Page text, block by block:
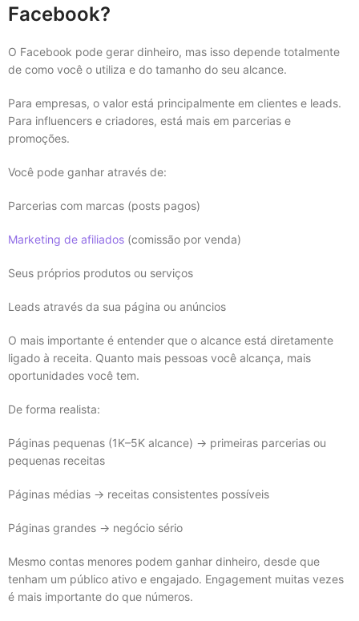
Facebook?
O Facebook pode gerar dinheiro, mas isso depende totalmente
de como você o utiliza e do tamanho do seu alcance.
Para empresas, o valor está principalmente em clientes e leads.
Para influencers e criadores, está mais em parcerias e
promoções.
Você pode ganhar através de:
Parcerias com marcas (posts pagos)
Marketing de afiliados (comissão por venda)
Seus próprios produtos ou serviços
Leads através da sua página ou anúncios
O mais importante é entender que o alcance está diretamente
ligado à receita. Quanto mais pessoas você alcança, mais
oportunidades você tem.
De forma realista:
Páginas pequenas (1K–5K alcance) → primeiras parcerias ou
pequenas receitas
Páginas médias → receitas consistentes possíveis
Páginas grandes → negócio sério
Mesmo contas menores podem ganhar dinheiro, desde que
tenham um público ativo e engajado. Engagement muitas vezes
é mais importante do que números.